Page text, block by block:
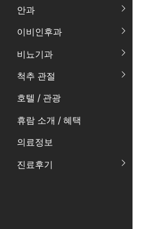
안과
이비인후과
비뇨기과
척추 관절
호텔 / 관광
휴람 소개 / 혜택
의료정보
진료후기